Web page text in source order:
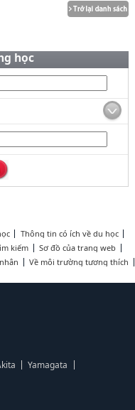
học
Thông tin có ích về du học
kiếm
Sơ đồ của trang web
Về môi trường tương thích
Yamagata